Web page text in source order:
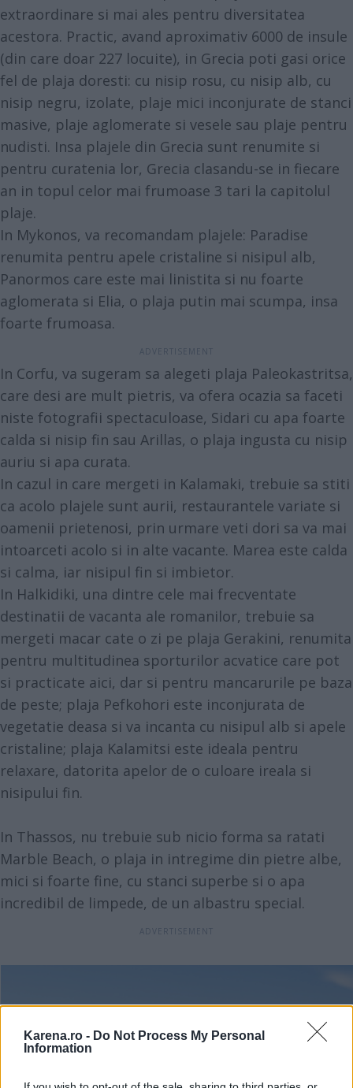
Karena.ro - Do Not Process My Personal
Information
extraordinare si mai ales pentru diversitatea
acestora. Practic, avand aproximativ 6000 de insule
(din care doar 227 locuite), in Grecia poti gasi orice
fel de plaja doresti: cu nisip rosu, cu nisip alb, cu
nisip negru, izolate, plaje mici inconjurate de stanci
masive, plaje aglomerate si vesele sau plaje pentru
nudisti. Insa plajele din Grecia sunt renumite si
pentru curatenia lor, Grecia clasandu-se in fiecare
an in topul celor mai frumoase 3 tari la capitolul
plaje.
In Mykonos, va recomandam plajele: Paradise
renumita pentru apele cristaline si nisipul alb,
Panormos care este mai linistita si nu foarte
aglomerata si Elia, o plaja putin mai scumpa, insa
foarte frumoasa.
In Corfu, va sugeram sa alegeti plaja Paleokastritsa,
care desi are mult pietris, va ofera ocazia sa faceti
niste fotografii spectaculoase, Sidari cu apa foarte
calda si nisip fin sau Arillas, o plaja ingusta cu nisip
auriu si apa curata.
In cazul in care mergeti in Kalamaki, trebuie sa stiti
ca acolo plajele sunt aurii, restaurantele variate si
oamenii prietenosi, prin urmare veti dori sa va mai
intoarceti acolo si in alte vacante. Marea este calda
si calma, iar nisipul fin si imbietor.
In Halkidiki, una dintre cele mai frecventate
destinatii de vacanta ale romanilor, trebuie sa
mergeti macar cate o zi pe plaja Gerakini, renumita
pentru multitudinea sporturilor acvatice care pot
si practicate aici, dar si pentru mancarurile pe baza
de peste; plaja Pefkohori este inconjurata de
vegetatie deasa si va incanta cu nisipul alb si apele
cristaline; plaja Kalamitsi este ideala pentru
relaxare, datorita apelor de o culoare ireala si
nisipului fin.
In Thassos, nu trebuie sub nicio forma sa ratati
Marble Beach, o plaja in intregime din pietre albe,
mici si foarte fine, cu stanci superbe si o apa
incredibil de limpede, de un albastru special.